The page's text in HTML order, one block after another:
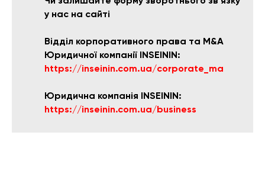
у нас на сайті
Відділ корпоративного права та M&A
Юридичної компанії INSEININ:
https://inseinin.com.ua/corporate_ma
Юридична компанія INSEININ:
https://inseinin.com.ua/business